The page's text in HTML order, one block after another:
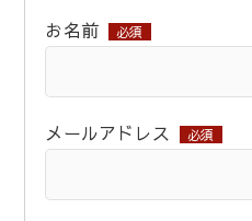
お名前 必須
メールアドレス 必須